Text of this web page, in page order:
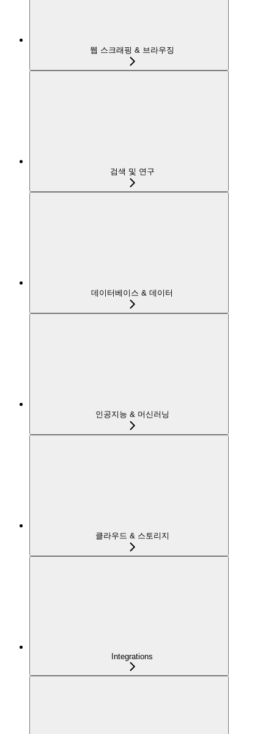
웹 스크래핑 & 브라우징
검색 및 연구
데이터베이스 & 데이터
인공지능 & 머신러닝
클라우드 & 스토리지
Integrations